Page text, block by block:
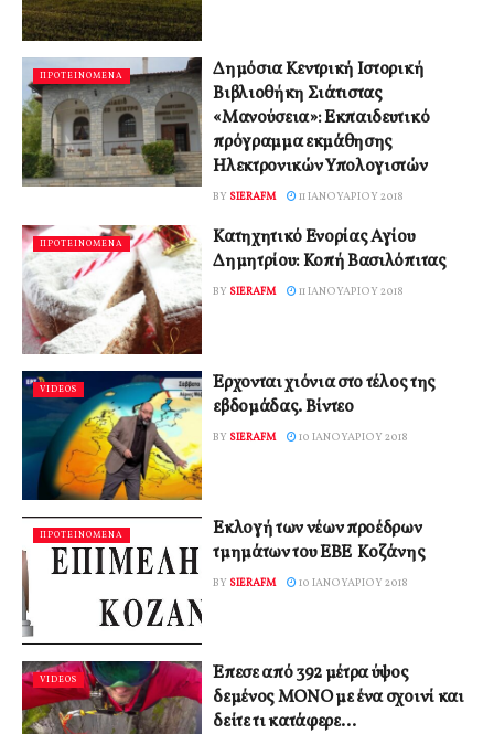
ΠΡΟΤΕΙΝΟΜΕΝΑ
Δημόσια Κεντρική Ιστορική
Βιβλιοθήκη Σιάτιστας
«Μανούσεια»: Εκπαιδευτικό
πρόγραμμα εκμάθησης
Ηλεκτρονικών Υπολογιστών
BY SIERAFM 11 ΙΑΝΟΥΑΡΊΟΥ 2018
ΠΡΟΤΕΙΝΟΜΕΝΑ
Κατηχητικό Ενορίας Αγίου
Δημητρίου: Κοπή Βασιλόπιτας
BY SIERAFM 11 ΙΑΝΟΥΑΡΊΟΥ 2018
VIDEOS
Έρχονται χιόνια στο τέλος της
εβδομάδας. Βίντεο
BY SIERAFM 10 ΙΑΝΟΥΑΡΊΟΥ 2018
ΠΡΟΤΕΙΝΟΜΕΝΑ
Εκλογή των νέων προέδρων
τμημάτων του ΕΒΕ Κοζάνης
BY SIERAFM 10 ΙΑΝΟΥΑΡΊΟΥ 2018
VIDEOS
Έπεσε από 392 μέτρα ύψος
δεμένος ΜΟΝΟ με ένα σχοινί και
δείτε τι κατάφερε…